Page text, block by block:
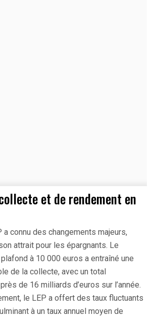
et de rendement en
a connu des changements majeurs,
attrait pour les épargnants. Le
à 10 000 euros a entraîné une
de la collecte, avec un total
de 16 milliards d’euros sur l’année.
le LEP a offert des taux fluctuants
à un taux annuel moyen de